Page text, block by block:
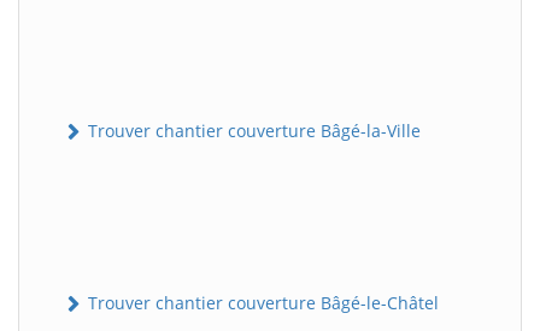
Trouver chantier couverture Bâgé-la-Ville
Trouver chantier couverture Bâgé-le-Châtel